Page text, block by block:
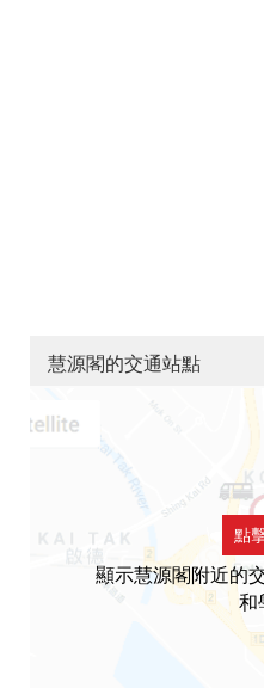
慧源閣的交通站點
點
顯示慧源閣附近的
和